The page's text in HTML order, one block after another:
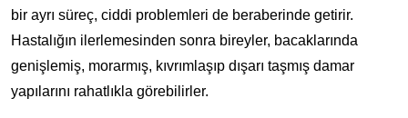
bir ayrı süreç, ciddi problemleri de beraberinde getirir.
Hastalığın ilerlemesinden sonra bireyler, bacaklarında
genişlemiş, morarmış, kıvrımlaşıp dışarı taşmış damar
yapılarını rahatlıkla görebilirler.